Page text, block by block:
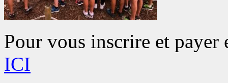
Pour vous inscrire et payer
ICI